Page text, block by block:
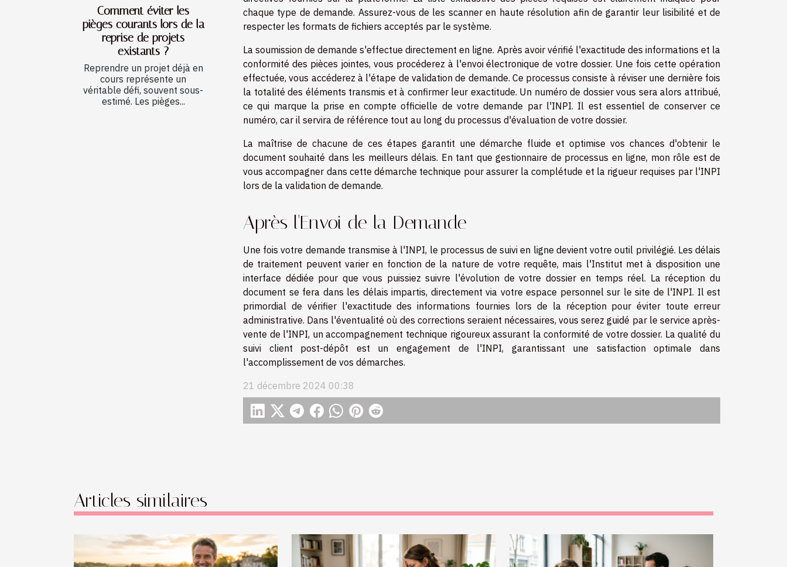
Comment éviter les
pièges courants lors de la
reprise de projets
existants ?
Reprendre un projet déjà en
cours représente un
véritable défi, souvent sous-
estimé. Les pièges...
chaque type de demande. Assurez-vous de les scanner en haute résolution afin de garantir leur lisibilité et de
respecter les formats de fichiers acceptés par le système.
La soumission de demande s'effectue directement en ligne. Après avoir vérifié l'exactitude des informations et la
conformité des pièces jointes, vous procéderez à l'envoi électronique de votre dossier. Une fois cette opération
effectuée, vous accéderez à l'étape de validation de demande. Ce processus consiste à réviser une dernière fois
la totalité des éléments transmis et à confirmer leur exactitude. Un numéro de dossier vous sera alors attribué,
ce qui marque la prise en compte officielle de votre demande par l'INPI. Il est essentiel de conserver ce
numéro, car il servira de référence tout au long du processus d'évaluation de votre dossier.
La maîtrise de chacune de ces étapes garantit une démarche fluide et optimise vos chances d'obtenir le
document souhaité dans les meilleurs délais. En tant que gestionnaire de processus en ligne, mon rôle est de
vous accompagner dans cette démarche technique pour assurer la complétude et la rigueur requises par l'INPI
lors de la validation de demande.
Après l'Envoi de la Demande
Une fois votre demande transmise à l'INPI, le processus de suivi en ligne devient votre outil privilégié. Les délais
de traitement peuvent varier en fonction de la nature de votre requête, mais l'Institut met à disposition une
interface dédiée pour que vous puissiez suivre l'évolution de votre dossier en temps réel. La réception du
document se fera dans les délais impartis, directement via votre espace personnel sur le site de l'INPI. Il est
primordial de vérifier l'exactitude des informations fournies lors de la réception pour éviter toute erreur
administrative. Dans l'éventualité où des corrections seraient nécessaires, vous serez guidé par le service après-
vente de l'INPI, un accompagnement technique rigoureux assurant la conformité de votre dossier. La qualité du
suivi client post-dépôt est un engagement de l'INPI, garantissant une satisfaction optimale dans
l'accomplissement de vos démarches.
21 décembre 2024 00:38
Articles similaires